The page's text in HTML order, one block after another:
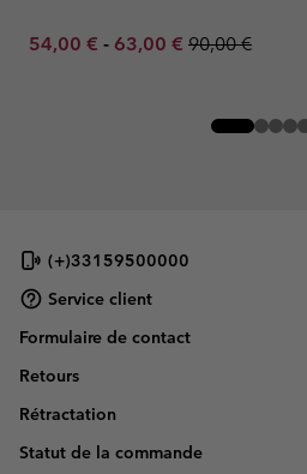
Minimum sale price:
54,00 € - Maximum sale price:
63,00 € Regular price:
90,00 €
(+)33159500000
Service client
Formulaire de contact
Retours
Rétractation
Statut de la commande